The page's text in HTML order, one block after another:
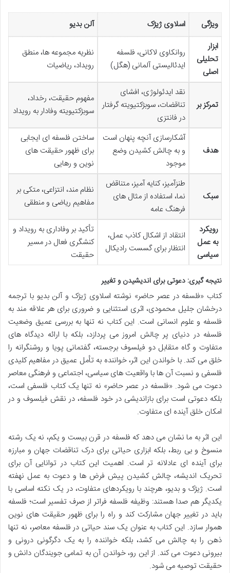
ویژگی اسلاوی ژیژک
آلن بدیو
ابزار
تحلیلی
اصلی
روانکاوی لاکانی، فلسفه
ایدئالیستی آلمانی (هگل)
نظریه مجموعه ها، منطق
رویداد، ریاضیات
تمرکز بر
نقد ایدئولوژی، افشای
تناقضات، سوبژکتیویته گرفتار
در فانتزی
مفهوم حقیقت، رخداد،
سوبژکتیویته وفادار به رویداد
هدف
آشکارسازی آنچه پنهان است
و به چالش کشیدن وضع
موجود
ساختن فلسفه ای ایجابی
برای ظهور حقیقت های
نوین و رهایی
سبک
طنزآمیز، کنایه آمیز، متناقض
نما، استفاده از مثال های
فرهنگ عامه
نظام مند، انتزاعی، متکی بر
مفاهیم ریاضی و منطقی
رویکرد
به عمل
سیاسی
انتقاد از اشکال کاذب عمل،
انتظار برای گسست رادیکال
تأکید بر وفاداری به رویداد و
کنشگری فعال در مسیر
حقیقت
نتیجه گیری: دعوتی برای اندیشیدن و تغییر
کتاب «فلسفه در عصر حاضر» نوشته اسلاوی ژیژک و آلن بدیو با ترجمه
درخشان جلیل محمودی، اثری استثنایی و ضروری برای هر علاقه مند به
فلسفه و علوم انسانی است. این کتاب نه تنها به بررسی عمیق وضعیت
فلسفه در دنیای پر چالش امروز می پردازد، بلکه با ارائه دیدگاه های
متفاوت و گاه متقابل دو فیلسوف برجسته، گفتمانی پویا و روشنگرانه را
خلق می کند. با خواندن این اثر، خواننده به تأمل عمیق در مفاهیم کلیدی
فلسفی و نسبت آن ها با واقعیت های سیاسی، اجتماعی و فرهنگی معاصر
دعوت می شود. «فلسفه در عصر حاضر» نه تنها یک کتاب فلسفی است،
بلکه دعوتی است برای بازاندیشی در خود فلسفه، در نقش فیلسوف و در
امکان خلق آینده ای متفاوت.
این اثر به ما نشان می دهد که فلسفه در قرن بیست و یکم، نه یک رشته
منسوخ و بی ربط، بلکه ابزاری حیاتی برای درک تناقضات جهان و مبارزه
برای آینده ای عادلانه تر است. اهمیت این کتاب در توانایی آن برای
تحریک اندیشه، چالش کشیدن پیش فرض ها و دعوت به عمل نهفته
است. ژیژک و بدیو، هرچند با رویکردهای متفاوت، در یک نکته اساسی با
یکدیگر هم صدا هستند: وظیفه فلسفه فراتر از صرف تفسیر است؛ فلسفه
باید در تغییر جهان مشارکت کند و راه را برای ظهور حقیقت های نوین
هموار سازد. این کتاب به عنوان یک سند حیاتی در فلسفه معاصر، نه تنها
ذهن را به چالش می کشد، بلکه خواننده را به یک دگرگونی درونی و
بیرونی دعوت می کند. از این رو، خواندن آن به تمامی جویندگان دانش و
حقیقت توصیه می شود.